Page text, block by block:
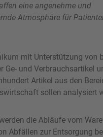
eine angenehme und
Atmosphäre für
mit Unterstützung von
Ge- und Verbrauchsartikel
Artikel aus den
sollen analysiert
die Abläufe vom
Abfällen zur Entsorgung